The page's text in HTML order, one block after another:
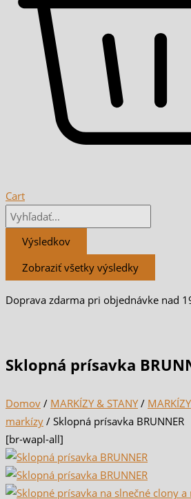
Cart
Výsledkov
Zobraziť všetky výsledky
Doprava zdarma pri objednávke nad
Sklopná prísavka
Domov / MARKÍZY & STANY/ MARKÍZY
markízy / Sklopná prísavka BRUNNER
[br-wapl-all]